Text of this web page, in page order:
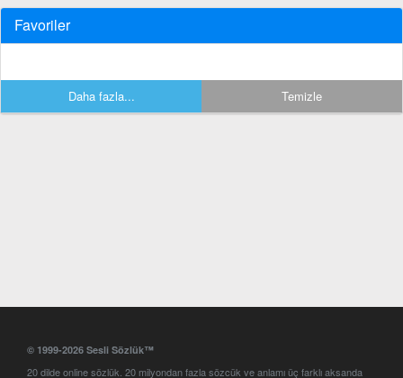
Favoriler
Daha fazla... Temizle
© 1999-2026 Sesli Sözlük™
20 dilde online sözlük. 20 milyondan fazla sözcük ve anlamı üç farklı aksanda